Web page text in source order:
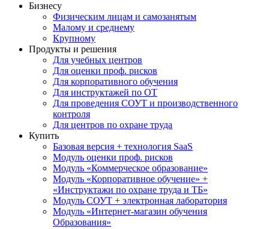
Бизнесу
Физическим лицам и самозанятым
Малому и среднему
Крупному
Продукты и решения
Для учебных центров
Для оценки проф. рисков
Для корпоративного обучения
Для инструктажей по ОТ
Для проведения СОУТ и производственного
контроля
Для центров по охране труда
Купить
Базовая версия + технология SaaS
Модуль оценки проф. рисков
Модуль «Коммерческое образование»
Модуль «Корпоративное обучение» +
«Инструктажи по охране труда и ТБ»
Модуль СОУТ + электронная лаборатория
Модуль «Интернет-магазин обучения
Образования»